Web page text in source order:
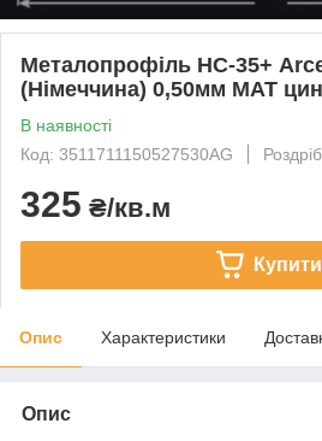
Металопрофіль НС-35+
(Німеччина) 0,50мм МАТ
В наявності
Код: 3511711150527530AG
Роздріб
325 ₴/кв.м
Купити
Опис Характеристики
Опис